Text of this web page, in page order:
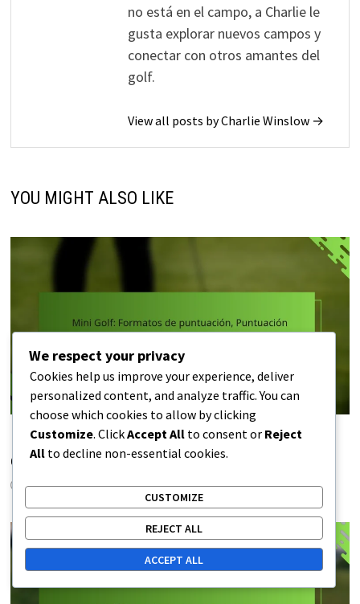
no está en el campo, a Charlie le
gusta explorar nuevos campos y
conectar con otros amantes del
golf.
View all posts by Charlie Winslow →
YOU MIGHT ALSO LIKE
Mini Golf: Formatos de puntuación, Puntuación por
equipos, Puntuación individual
20/01/2026
We respect your privacy
Cookies help us improve your experience, deliver
personalized content, and analyze traffic. You can
choose which cookies to allow by clicking
Customize. ClickAccept All to consent or Reject
All to decline non-essential cookies.
CUSTOMIZE
REJECT ALL
ACCEPT ALL